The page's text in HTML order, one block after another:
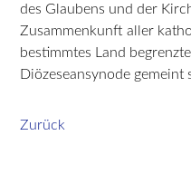
des Glaubens und der
Zusammenkunft aller
bestimmtes Land
Diözeseansynode gemeint
Zurück